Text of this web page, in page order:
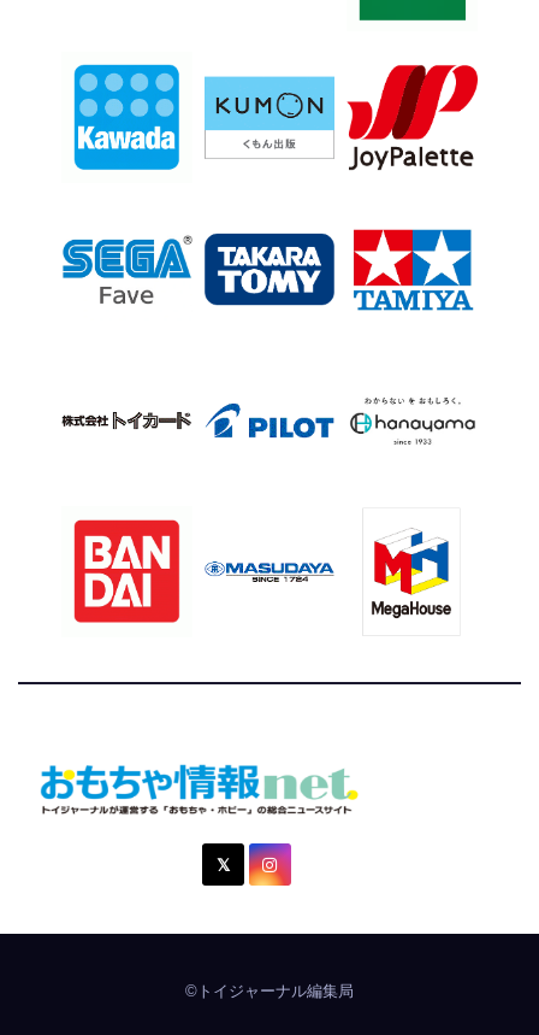
おもちゃ情報net.
トイジャーナルが運営する「おもちゃ・ホビー」の総合ニュ
©トイジャーナル編集局